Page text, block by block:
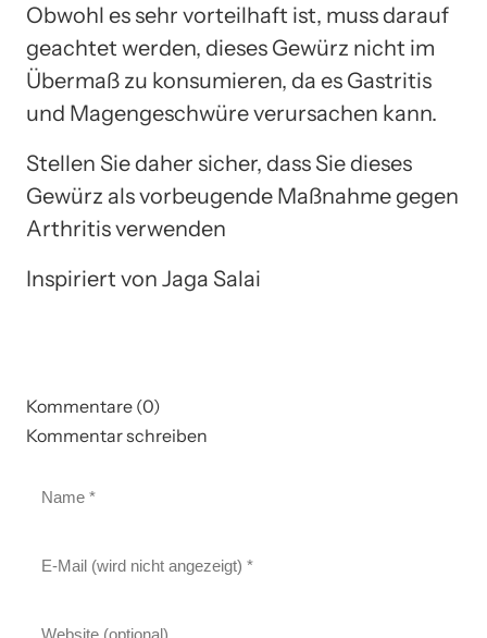
Obwohl es sehr vorteilhaft ist, muss darauf
geachtet werden, dieses Gewürz nicht im
Übermaß zu konsumieren, da es Gastritis
und Magengeschwüre verursachen kann.
Stellen Sie daher sicher, dass Sie dieses
Gewürz als vorbeugende Maßnahme gegen
Arthritis verwenden
Inspiriert von Jaga Salai
Kommentare (0)
Kommentar schreiben